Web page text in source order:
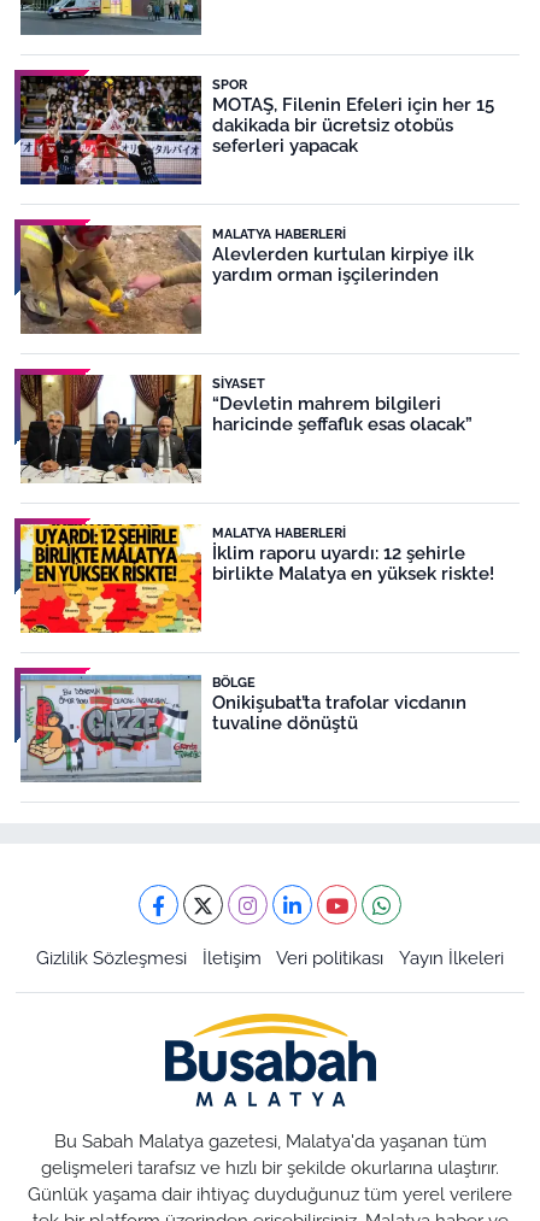
SPOR
MOTAŞ, Filenin Efeleri için her 15
dakikada bir ücretsiz otobüs
seferleri yapacak
MALATYA HABERLERI
Alevlerden kurtulan kirpiye ilk
yardım orman işçilerinden
SIYASET
“Devletin mahrem bilgileri
haricinde şeffaflık esas olacak”
MALATYA HABERLERI
İklim raporu uyardı: 12 şehirle
birlikte Malatya en yüksek riskte!
BÖLGE
Onikişubat’ta trafolar vicdanın
tuvaline dönüştü
Gizlilik Sözleşmesi İletişim Veri politikası Yayın İlkeleri
Bu Sabah Malatya gazetesi, Malatya'da yaşanan tüm
gelişmeleri tarafsız ve hızlı bir şekilde okurlarına ulaştırır.
Günlük yaşama dair ihtiyaç duyduğunuz tüm yerel verilere